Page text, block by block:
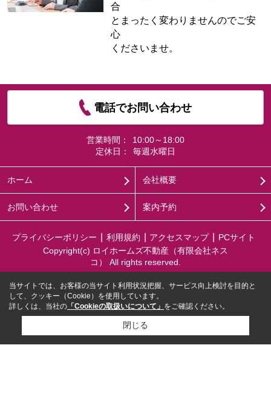
合
とまったく変わりませんのでご安
心
くださいませ。
電話でお問い合わせ
営業時間：
10:00～18:00
定休日：
毎週水曜日
ホーム 会社概要
お問い合わせ 案内予約
プライバシーポリシー 利用規約 アクセスマップ
PCサイト
Copyright(c) ロイホームズ不動産（有限会社ネス
コ） All rights reserved.
当サイトでは、お客様の当サイト利用状況把握、サービス向上検討を目的と
して、クッキー（Cookie）を使用しています。
詳しくは、当社の 「Cookieの取扱いについて」 をご確認ください。
閉じる